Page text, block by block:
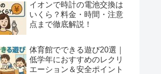
イオンで時計の電池交換は
いくら？料金・時間・注意
点まで徹底解説！
体育館でできる遊び20選｜
低学年におすすめのレクリ
エーション＆安全ポイント